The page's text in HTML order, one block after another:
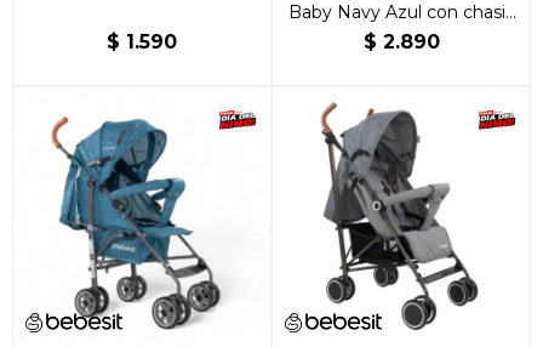
$ 1.590
Baby Navy Azul con chasis
color negro
$ 2.890